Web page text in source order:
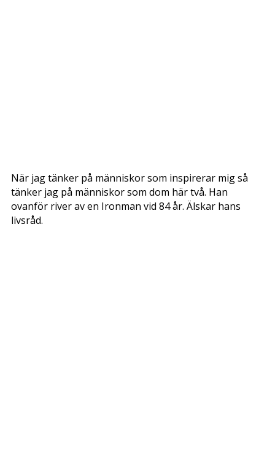
När jag tänker på människor som inspirerar mig så
tänker jag på människor som dom här två. Han
ovanför river av en Ironman vid 84 år. Älskar hans
livsråd.